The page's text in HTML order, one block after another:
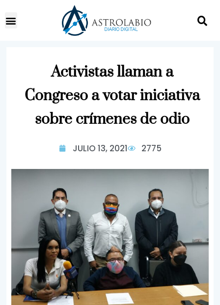
Activistas llaman a
Congreso a votar iniciativa
sobre crímenes de odio
JULIO 13, 2021 2775